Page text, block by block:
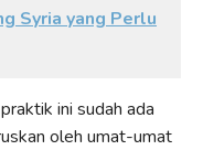
Syria yang Perlu
ini sudah ada
oleh umat-umat